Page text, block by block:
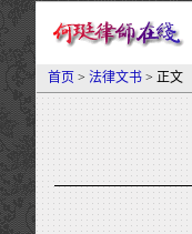
首页 > 法律文书> 正文